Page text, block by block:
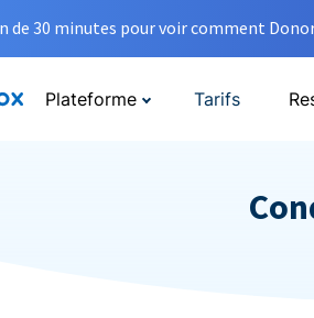
de 30 minutes pour voir comment
Plateforme Tarifs